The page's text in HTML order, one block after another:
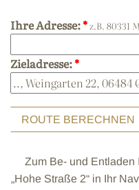
Ihre Adresse:*z.B. 80331
Zieladresse:*
Zum Be- und Entladen
„Hohe Straße 2“ in Ihr